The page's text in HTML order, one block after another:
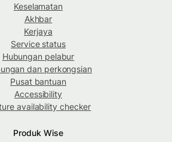
Keselamatan
Akhbar
Kerjaya
Service status
Hubungan pelabur
dan perkongsian
Pusat bantuan
Accessibility
availability checker
Produk Wise